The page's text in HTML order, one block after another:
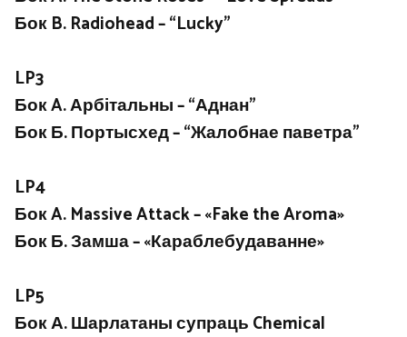
Бок B. Radiohead – “Lucky”
LP3
Бок A. Арбітальны – “Аднан”
Бок Б. Портысхед – “Жалобнае паветра”
LP4
Бок A. Massive Attack – «Fake the Aroma»
Бок Б. Замша – «Караблебудаванне»
LP5
Бок А. Шарлатаны супраць Chemical